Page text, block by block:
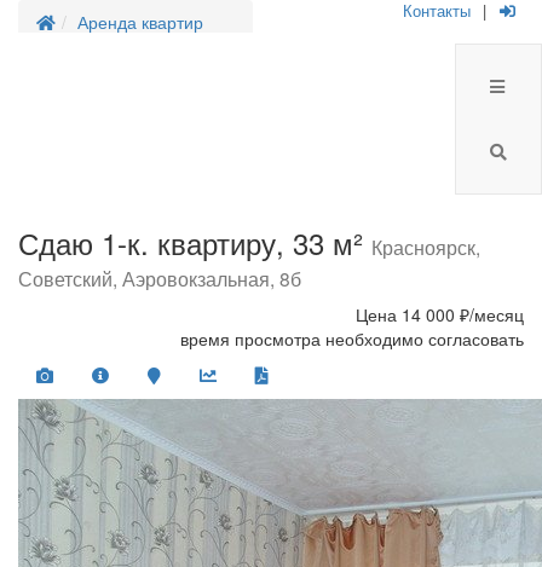
Аренда квартир Контакты |
Сдаю 1-к. квартиру, 33 м² Красноярск,
Советский, Аэровокзальная, 8б
Цена 14 000 ₽/месяц
время просмотра необходимо согласовать